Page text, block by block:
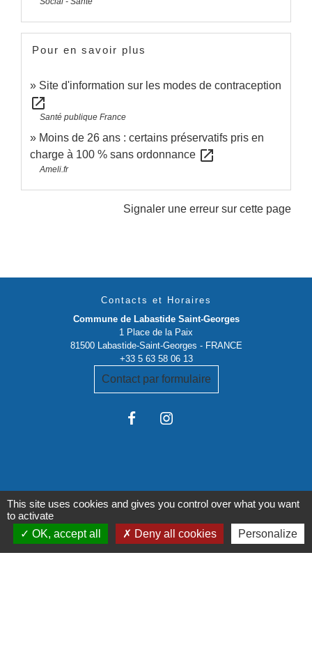
Pour en savoir plus
Site d'information sur les modes de contraception
open_in_new
Santé publique France
Moins de 26 ans : certains préservatifs pris en
charge à 100 % sans ordonnance open_in_new
Ameli.fr
Signaler une erreur sur cette page
Contacts et Horaires
Commune de Labastide Saint-Georges
1 Place de la Paix
81500 Labastide-Saint-Georges - FRANCE
+33 5 63 58 06 13
Contact par formulaire
Liens institutionnels
Communauté de communes Tarn-Agout
This site uses cookies and gives you control over what you want
to activate
OK, accept all
Deny all cookies Personalize